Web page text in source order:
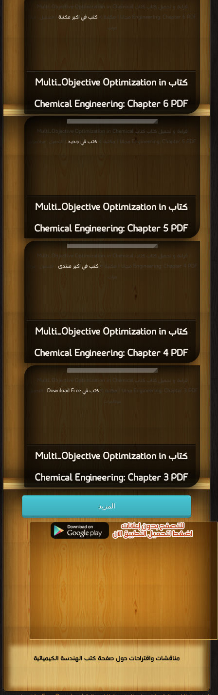
كتاب Multi‐Objective Optimization in
Chemical Engineering: Chapter 6 PDF
قراءة و تحميل كتاب كتاب Multi‐Objective Optimization in Chemical
Engineering: Chapter 6 PDF مجانا | مكتبة >
كتب في اكبر مكتبة
| التحميل : مرة/
مرات
كتاب Multi‐Objective Optimization in
Chemical Engineering: Chapter 5 PDF
قراءة و تحميل كتاب كتاب Multi‐Objective Optimization in Chemical
Engineering: Chapter 5 PDF مجانا | مكتبة >
كتب في جديد | التحميل : مرة/مرات
كتاب Multi‐Objective Optimization in
Chemical Engineering: Chapter 4 PDF
قراءة و تحميل كتاب كتاب Multi‐Objective Optimization in Chemical
Engineering: Chapter 4 PDF مجانا | مكتبة >
كتب في اكبر منتدى
| التحميل : مرة/
مرات
كتاب Multi‐Objective Optimization in
Chemical Engineering: Chapter 3 PDF
قراءة و تحميل كتاب كتاب Multi‐Objective Optimization in Chemical
Engineering: Chapter 3 PDF مجانا | مكتبة >
كتب في Download Free
| التحميل :
مرة/مرات
المزيد
مناقشات واقتراحات حول صفحة كتب الهندسة الكيميائية